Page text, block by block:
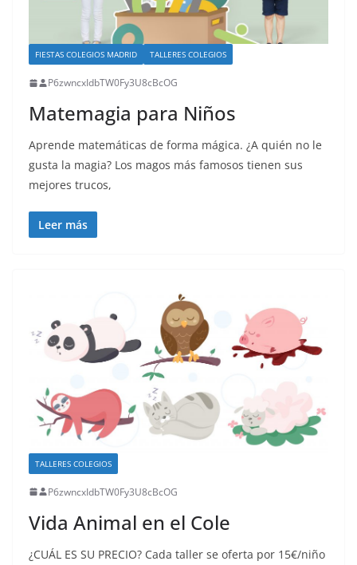
FIESTAS COLEGIOS MADRID TALLERES COLEGIOS
P6zwncxIdbTW0Fy3U8cBcOG
Matemagia para Niños
Aprende matemáticas de forma mágica. ¿A quién no le
gusta la magia? Los magos más famosos tienen sus
mejores trucos,
Leer más
TALLERES COLEGIOS
P6zwncxIdbTW0Fy3U8cBcOG
Vida Animal en el Cole
¿CUÁL ES SU PRECIO? Cada taller se oferta por 15€/niño